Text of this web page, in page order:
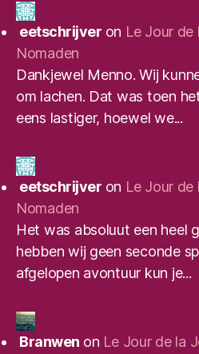
eetschrijver on Le Jour de
Nomaden
Dankjewel Menno. Wij
om lachen. Dat was toen
eens lastiger, hoewel we...
eetschrijver on Le Jour de
Nomaden
Het was absoluut een heel
hebben wij geen seconde
afgelopen avontuur kun je...
Branwen on Le Jour de la